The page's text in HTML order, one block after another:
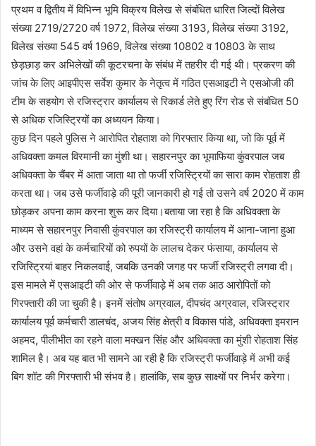
प्रथम व द्वितीय में विभिन्न भूमि विक्रय विलेख से संबंधित धारित जिल्दाें विलेख
संख्या 2719/2720 वर्ष 1972, विलेख संख्या 3193, विलेख संख्या 3192,
विलेख संख्या 545 वर्ष 1969, विलेख संख्या 10802 व 10803 के साथ
छेड़छाड़ कर अभिलेखों की कूटरचना के संबंध में तहरीर दी गई थी। प्रकरण की
जांच के लिए आइपीएस सर्वेश कुमार के नेतृत्व में गठित एसआइटी ने एसओजी की
टीम के सहयोग से रजिस्ट्रार कार्यालय से रिकार्ड लेते हुए रिंग रोड से संबंधित 50
से अधिक रजिस्ट्रियों का अध्ययन किया।
कुछ दिन पहले पुलिस ने आरोपित रोहताश को गिरफ्तार किया था, जो कि पूर्व में
अधिवक्ता कमल विरमानी का मुंशी था। सहारनपुर का भूमाफिया कुंवरपाल जब
अधिवक्ता के चैंबर में आता जाता था तो फर्जी रजिस्ट्रियों का सारा काम रोहताश ही
करता था। जब उसे फर्जीवाड़े की पूरी जानकारी हो गई तो उसने वर्ष 2020 में काम
छोड़कर अपना काम करना शुरू कर दिया।बताया जा रहा है कि अधिवक्ता के
माध्यम से सहारनपुर निवासी कुंवरपाल का रजिस्ट्री कार्यालय में आना-जाना हुआ
और उसने वहां के कर्मचारियों को रुपयों के लालच देकर फंसाया, कार्यालय से
रजिस्ट्रियां बाहर निकलवाई, जबकि उनकी जगह पर फर्जी रजिस्ट्री लगवा दी।
इस मामले में एसआइटी की ओर से फर्जीवाड़े में अब तक आठ आरोपितों को
गिरफ्तारी की जा चुकी है। इनमें संतोष अग्रवाल, दीपचंद अग्रवाल, रजिस्ट्रार
कार्यालय पूर्व कर्मचारी डालचंद, अजय सिंह क्षेत्री व विकास पांडे, अधिवक्ता इमरान
अहमद, पीलीभीत का रहने वाला मक्खन सिंह और अधिवक्ता का मुंशी रोहताश सिंह
शामिल है। अब यह बात भी सामने आ रही है कि रजिस्ट्री फर्जीवाड़े में अभी कई
बिग शॉट की गिरफ्तारी भी संभव है। हालांकि, सब कुछ साक्ष्यों पर निर्भर करेगा।